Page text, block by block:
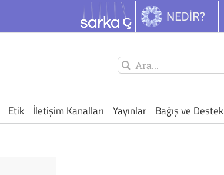
Şunu
Etik İletişim Kanalları Yayınlar Bağış ve Destek